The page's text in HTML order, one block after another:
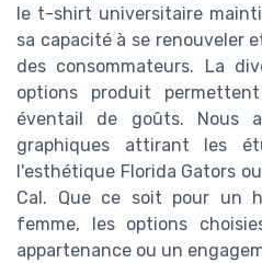
le t-shirt universitaire
sa capacité à se renouveler
des consommateurs. La
options produit
éventail de goûts. Nous
graphiques attirant les
l'esthétique Florida Gators
Cal. Que ce soit pour un
femme, les options
appartenance ou un